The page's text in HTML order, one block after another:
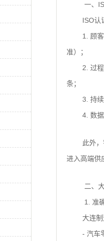
一、
ISO认
1. 顾
准）；
2. 过
条；
3. 持
4. 数
此外
进入高端供
二、
1. 准
大连
- 汽车